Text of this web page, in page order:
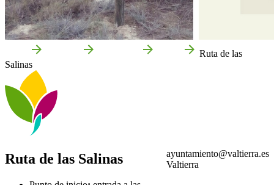
Ruta de las
Salinas
Ruta de las Salinas
ayuntamiento@valtierra.es
Valtierra